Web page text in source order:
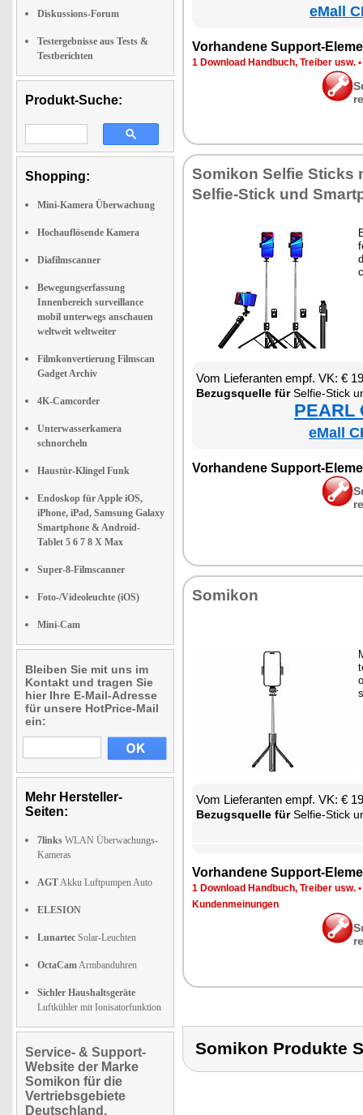
Diskussions-Forum
Testergebnisse aus Tests &
Testberichten
Produkt-Suche:
Shopping:
Mini-Kamera Überwachung
Hochauflösende Kamera
Diafilmscanner
Bewegungserfassung
Innenbereich surveillance
mobil unterwegs anschauen
weltweit weltweiter
Filmkonvertierung Filmscan
Gadget Archiv
4K-Camcorder
Unterwasserkamera
schnorcheln
Haustür-Klingel Funk
Endoskop für Apple iOS,
iPhone, iPad, Samsung Galaxy
Smartphone & Android-
Tablet 5 6 7 8 X Max
Super-8-Filmscanner
Foto-/Videoleuchte (iOS)
Mini-Cam
Bleiben Sie mit uns im
Kontakt und tragen Sie
hier Ihre E-Mail-Adresse
für unsere HotPrice-Mail
ein:
Mehr Hersteller-
Seiten:
7links WLAN Überwachungs-
Kameras
AGTAkku Luftpumpen Auto
ELESION
Lunartec Solar-Leuchten
OctaCamArmbanduhren
Sichler Haushaltsgeräte
Luftkühler mit Ionisatorfunktion
Service- & Support-
Website der Marke
Somikon für die
Vertriebsgebiete
Deutschland,
eMall
Vor­han­de­ne Sup­port-
1 Down­load Hand­buch, Trei­ber usw. •
So­mi­kon Sel­fie Sticks
Sel­fie-Stick und
Vom Lie­fe­ran­ten empf. VK: €
Be­zugs­quel­le fürSel­fie-Stick und
PEARL
eMall
Vor­han­de­ne Sup­port-
So­mi­kon
Vom Lie­fe­ran­ten empf. VK: €
Be­zugs­quel­le fürSel­fie-Stick und
Vor­han­de­ne Sup­port-
1 Down­load Hand­buch, Trei­ber usw. •
Kun­den­mei­nun­gen
Somikon Produkte